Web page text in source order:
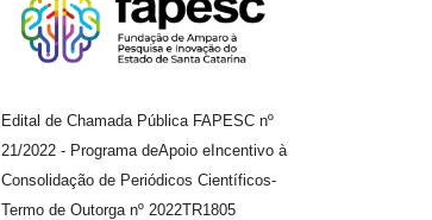
Edital de Chamada Pública FAPESC nº
21/2022 - Programa deApoio e Incentivo à
Consolidação de Periódicos Científicos-
Termo de Outorga nº 2022TR1805